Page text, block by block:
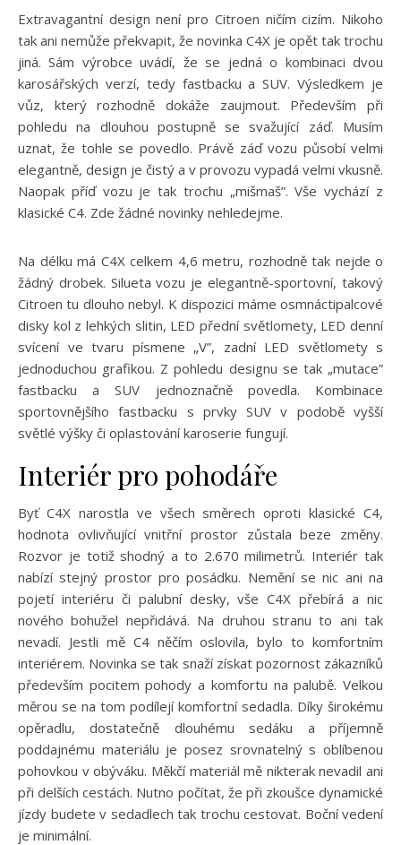
Extravagantní design není pro Citroen ničím cizím. Nikoho
tak ani nemůže překvapit, že novinka C4X je opět tak trochu
jiná. Sám výrobce uvádí, že se jedná o kombinaci dvou
karosářských verzí, tedy fastbacku a SUV. Výsledkem je
vůz, který rozhodně dokáže zaujmout. Především při
pohledu na dlouhou postupně se svažující záď. Musím
uznat, že tohle se povedlo. Právě záď vozu působí velmi
elegantně, design je čistý a v provozu vypadá velmi vkusně.
Naopak příď vozu je tak trochu „mišmaš”. Vše vychází z
klasické C4. Zde žádné novinky nehledejme.
Na délku má C4X celkem 4,6 metru, rozhodně tak nejde o
žádný drobek. Silueta vozu je elegantně-sportovní, takový
Citroen tu dlouho nebyl. K dispozici máme osmnáctipalcové
disky kol z lehkých slitin, LED přední světlomety, LED denní
svícení ve tvaru písmene „V”, zadní LED světlomety s
jednoduchou grafikou. Z pohledu designu se tak „mutace”
fastbacku a SUV jednoznačně povedla. Kombinace
sportovnějšího fastbacku s prvky SUV v podobě vyšší
světlé výšky či oplastování karoserie fungují.
Interiér pro pohodáře
Byť C4X narostla ve všech směrech oproti klasické C4,
hodnota ovlivňující vnitřní prostor zůstala beze změny.
Rozvor je totiž shodný a to 2.670 milimetrů. Interiér tak
nabízí stejný prostor pro posádku. Nemění se nic ani na
pojetí interiéru či palubní desky, vše C4X přebírá a nic
nového bohužel nepřidává. Na druhou stranu to ani tak
nevadí. Jestli mě C4 něčím oslovila, bylo to komfortním
interiérem. Novinka se tak snaží získat pozornost zákazníků
především pocitem pohody a komfortu na palubě. Velkou
měrou se na tom podílejí komfortní sedadla. Díky širokému
opěradlu, dostatečně dlouhému sedáku a příjemně
poddajnému materiálu je posez srovnatelný s oblíbenou
pohovkou v obýváku. Měkčí materiál mě nikterak nevadil ani
při delších cestách. Nutno počítat, že při zkoušce dynamické
jízdy budete v sedadlech tak trochu cestovat. Boční vedení
je minimální.